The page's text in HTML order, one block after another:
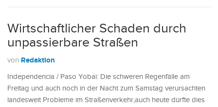
Wirtschaftlicher Schaden durch
unpassierbare Straßen
von Redaktion
Independencia / Paso Yobai: Die schweren Regenfälle am
Freitag und auch noch in der Nacht zum Samstag verursachten
landesweit Probleme im Straßenverkehr,auch heute dürfte dies